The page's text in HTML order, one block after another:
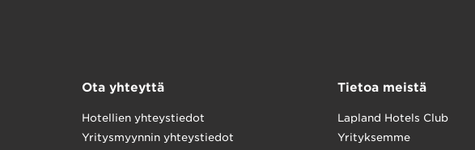
Ota yhteyttä
Hotellien yhteystiedot
Yritysmyynnin yhteystiedot
Tietoa meistä
Lapland Hotels Club
Yrityksemme